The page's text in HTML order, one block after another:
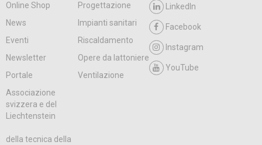
Online Shop
Progettazione
News
Impianti sanitari
Eventi
Riscaldamento
Newsletter
Opere da lattoniere
Portale
Ventilazione
LinkedIn
Facebook
Instagram
YouTube
Associazione
svizzera e del
Liechtenstein
della tecnica della